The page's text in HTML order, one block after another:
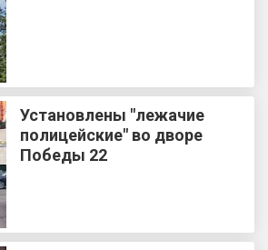
Установлены "лежачие
полицейские" во дворе
Победы 22